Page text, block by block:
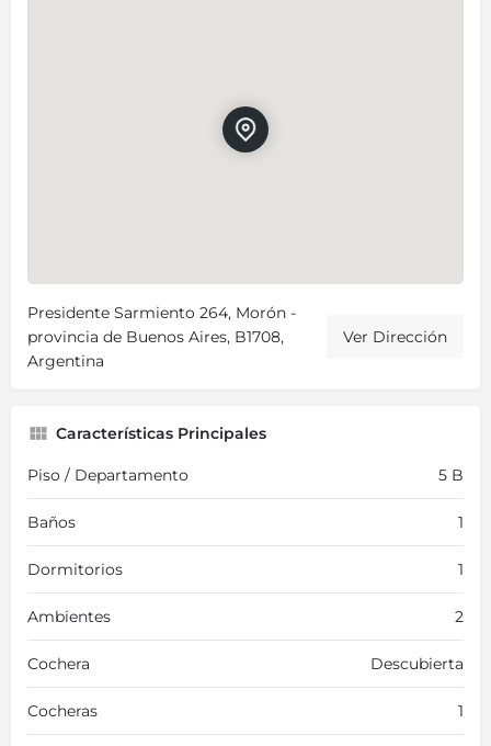
Presidente Sarmiento 264, Morón -
provincia de Buenos Aires, B1708,
Argentina
Ver Dirección
Características Principales
Piso / Departamento 5 B
Baños 1
Dormitorios 1
Ambientes 2
Cochera Descubierta
Cocheras 1